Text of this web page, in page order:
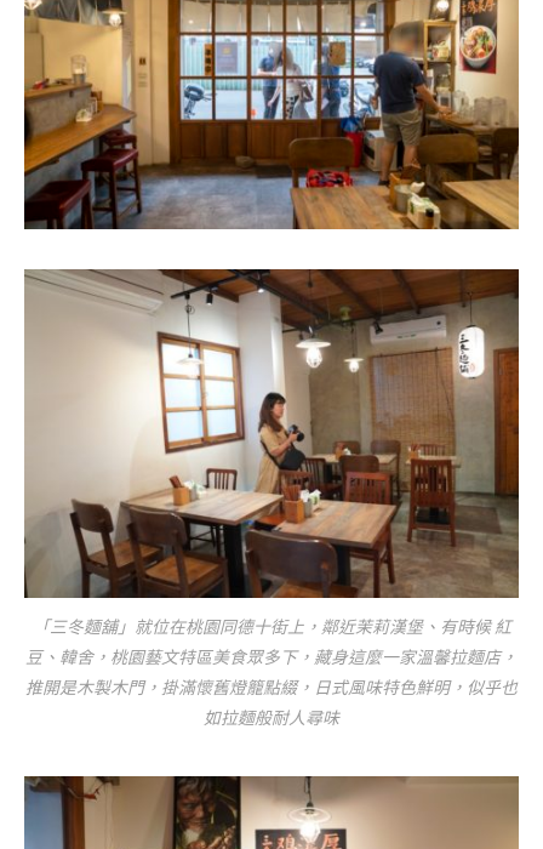
「三冬麵舖」就位在桃園同德十街上，鄰近茉莉漢堡、有時候 紅
豆、韓舍，桃園藝文特區美食眾多下，藏身這麼一家溫馨拉麵店，
推開是木製木門，掛滿懷舊燈籠點綴，日式風味特色鮮明，似乎也
如拉麵般耐人尋味